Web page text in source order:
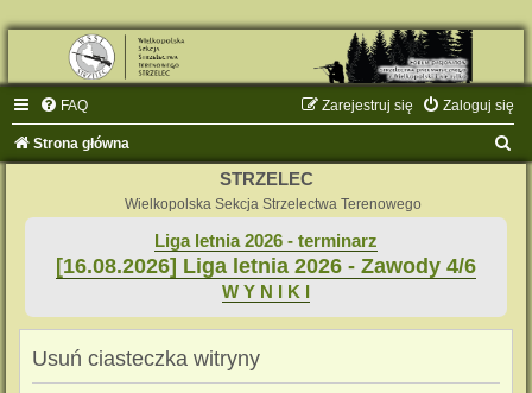
FAQ Zaloguj się
Zarejestruj się
Strona główna
STRZELEC
Wielkopolska Sekcja Strzelectwa Terenowego
Liga letnia 2026 - terminarz
[16.08.2026] Liga letnia 2026 - Zawody 4/6
W Y N I K I
Usuń ciasteczka witryny